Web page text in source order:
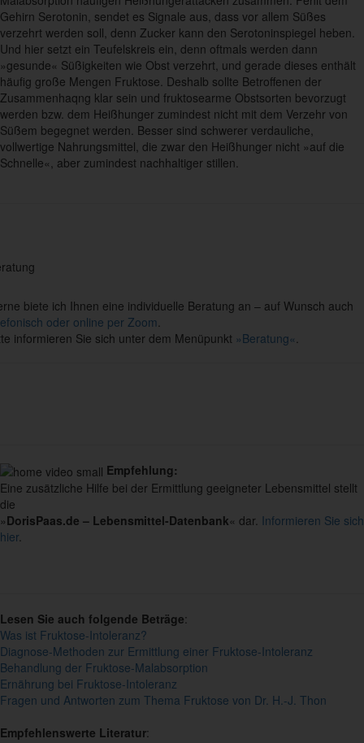
Gehirn Serotonin, sendet es Signale aus, dass vor allem Süßes
verzehrt werden soll, denn Zucker kann den Serotoninspiegel heben.
Und hier setzt ein Teufelskreis ein, denn oftmals werden dann
»gesunde« Süßigkeiten wie Obst verzehrt, und gerade dieses enthält
häufig große Mengen Fruktose. Deshalb sollte Betroffenen der
Zusammenhaqng klar sein und fruktosearme Obstsorten bevorzugt
werden bzw. dem Heißhunger zumindest nicht mit dem Verzehr von
Süßem begegnet werden. Besser sind schwerer verdauliche,
vollwertige Nahrungsmittel, die zwar den Heißhunger nicht »auf die
Schnelle«, aber zumindest nachhaltiger stillen.
biete ich Ihnen eine individuelle Beratung an – auf Wunsch auch
oder online per Zoom
informieren Sie sich unter dem Menüpunkt »Beratung«
Empfehlung:
Eine zusätzliche Hilfe bei der Ermittlung geeigneter Lebensmittel stellt
die
»DorisPaas.de – Lebensmittel-Datenbank« dar. Informieren Sie sich
hier.
Lesen Sie auch folgende Beträge:
Was ist Fruktose-Intoleranz?
Diagnose-Methoden zur Ermittlung einer Fruktose-Intoleranz
Behandlung der Fruktose-Malabsorption
Ernährung bei Fruktose-Intoleranz
Fragen und Antworten zum Thema Fruktose von Dr. H.-J. Thon
Empfehlenswerte Literatur: